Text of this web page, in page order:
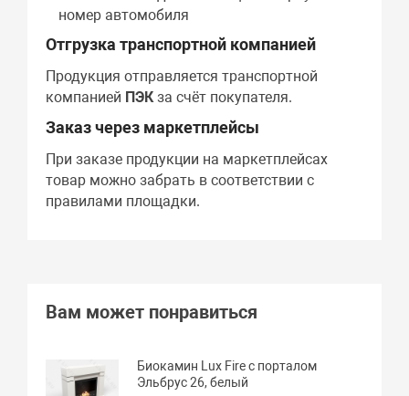
номер автомобиля
Отгрузка транспортной компанией
Продукция отправляется транспортной
компанией ПЭКза счёт покупателя.
Заказ через маркетплейсы
При заказе продукции на маркетплейсах
товар можно забрать в соответствии с
правилами площадки.
Вам может понравиться
Биокамин Lux Fire с порталом
Эльбрус 26, белый